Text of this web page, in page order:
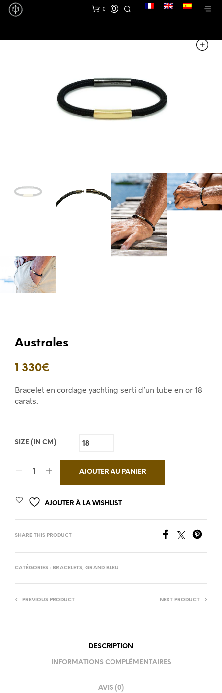
0 lang
Australes
1 330€
Bracelet en cordage yachting serti d’un tube en or 18
carats.
SIZE (IN CM)
AJOUTER AU PANIER
AJOUTER À LA WISHLIST
SHARE THIS PRODUCT
CATÉGORIES : BRACELETS, GRAND BLEU
PREVIOUS PRODUCT NEXT PRODUCT
DESCRIPTION
INFORMATIONS COMPLÉMENTAIRES
AVIS (0)